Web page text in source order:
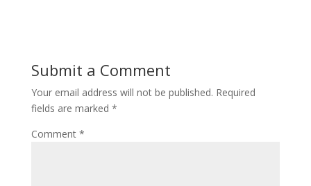
Submit a Comment
Your email address will not be published. Required
fields are marked *
Comment *